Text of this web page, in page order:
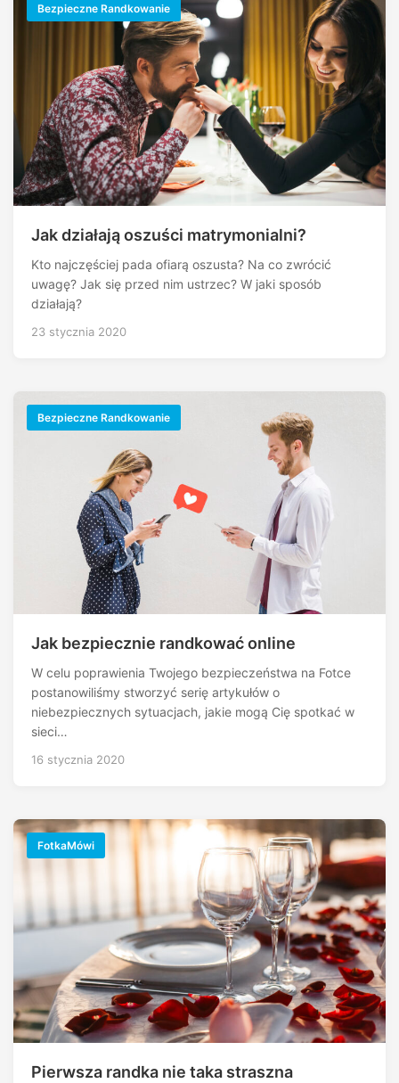
Bezpieczne Randkowanie
Jak działają oszuści matrymonialni?
Kto najczęściej pada ofiarą oszusta? Na co zwrócić
uwagę? Jak się przed nim ustrzec? W jaki sposób
działają?
23 stycznia 2020
Bezpieczne Randkowanie
Jak bezpiecznie randkować online
W celu poprawienia Twojego bezpieczeństwa na Fotce
postanowiliśmy stworzyć serię artykułów o
niebezpiecznych sytuacjach, jakie mogą Cię spotkać w
sieci…
16 stycznia 2020
FotkaMówi
Pierwsza randka nie taka straszna